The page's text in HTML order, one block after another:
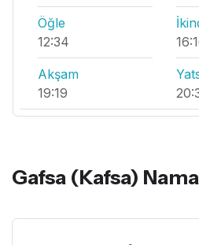
Öğle
12:34
Akşam
19:19
Gafsa (Kafsa)